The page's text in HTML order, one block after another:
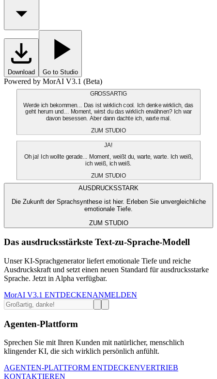
Download Go to Studio
Powered by MorAI V3.1 (Beta)
GROSSARTIG
Werde ich bekommen... Das ist wirklich cool. Ich denke wirklich, das
geht herum und... Moment, wirst du das wirklich erwähnen? Ich war
davon besessen. Aber dann dachte ich, warte mal.
ZUM STUDIO
JA!
Oh ja! Ich wollte gerade... Moment, weißt du, warte, warte. Ich weiß,
ich weiß, ich weiß.
ZUM STUDIO
AUSDRUCKSSTARK
Die Zukunft der Sprachsynthese ist hier. Erleben Sie unvergleichliche
emotionale Tiefe.
ZUM STUDIO
Das ausdrucksstärkste Text-zu-Sprache-Modell
Unser KI-Sprachgenerator liefert emotionale Tiefe und reiche
Ausdruckskraft und setzt einen neuen Standard für ausdrucksstarke
Sprache. Jetzt in Alpha verfügbar.
MorAI V3.1 ENTDECKENANMELDEN
Agenten-Plattform
Sprechen Sie mit Ihren Kunden mit natürlicher, menschlich
klingender KI, die sich wirklich persönlich anfühlt.
AGENTEN-PLATTFORM ENTDECKENVERTRIEB
KONTAKTIEREN